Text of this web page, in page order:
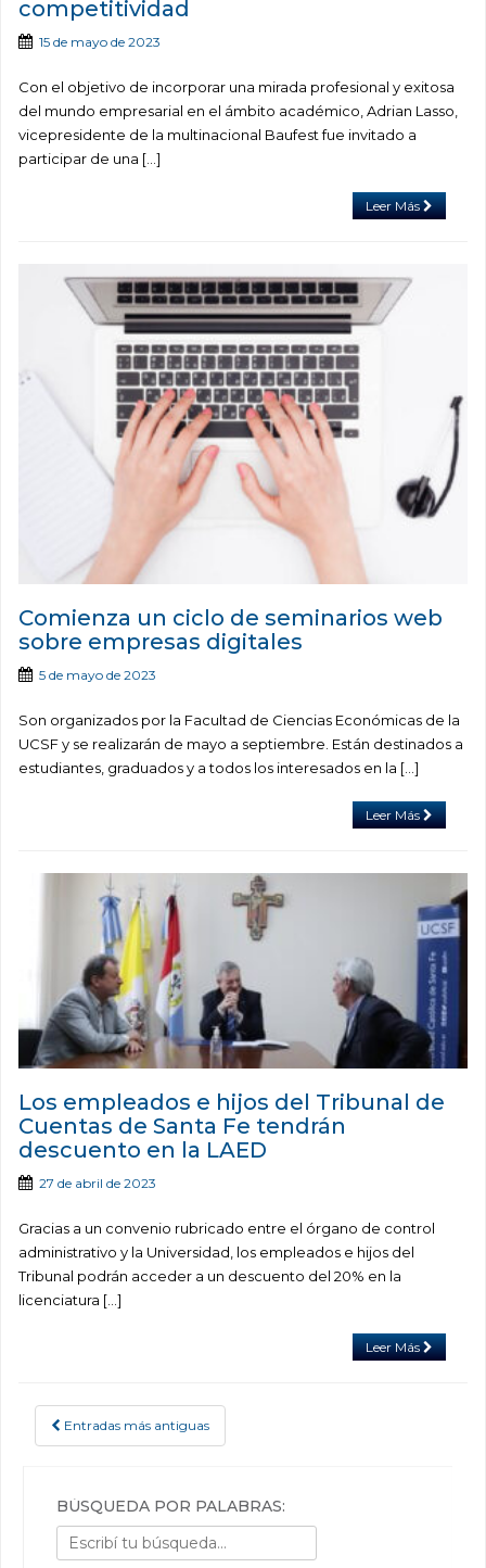
competitividad
15 de mayo de 2023
Con el objetivo de incorporar una mirada profesional y exitosa
del mundo empresarial en el ámbito académico, Adrian Lasso,
vicepresidente de la multinacional Baufest fue invitado a
participar de una […]
Leer Más
Comienza un ciclo de seminarios web
sobre empresas digitales
5 de mayo de 2023
Son organizados por la Facultad de Ciencias Económicas de la
UCSF y se realizarán de mayo a septiembre. Están destinados a
estudiantes, graduados y a todos los interesados en la […]
Leer Más
Los empleados e hijos del Tribunal de
Cuentas de Santa Fe tendrán
descuento en la LAED
27 de abril de 2023
Gracias a un convenio rubricado entre el órgano de control
administrativo y la Universidad, los empleados e hijos del
Tribunal podrán acceder a un descuento del 20% en la
licenciatura […]
Leer Más
POSTS NAVIGATION
Entradas más antiguas
BÚSQUEDA POR PALABRAS: